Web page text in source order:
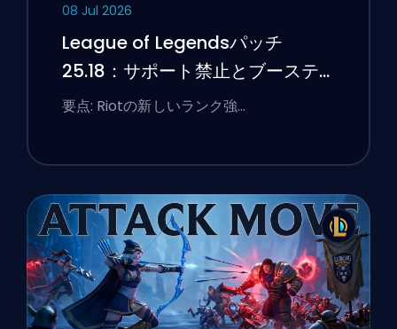
08 Jul 2026
League of Legendsパッチ
25.18：サポート禁止とブーステ
ィングのフラグ
要点: Riotの新しいランク強…